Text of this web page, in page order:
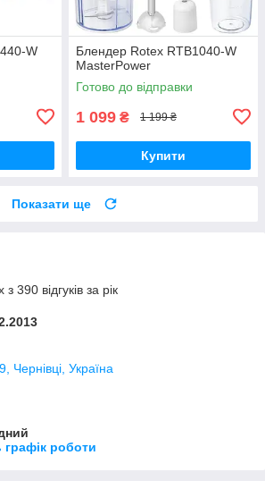
W
Блендер Rotex RTB1040-W
MasterPower
Готово до відправки
1 099 ₴ 1 199 ₴
Купити
Показати ще
390 відгуків за рік
Чернівці, Україна
графік роботи